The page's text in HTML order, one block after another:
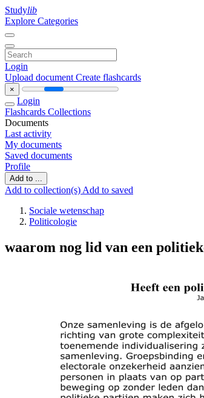
Studylib
Explore Categories
Login
Upload document Create flashcards
×
Login
Flashcards Collections
Documents
Last activity
My documents
Saved documents
Profile
Add to ...
Add to collection(s) Add to saved
Sociale wetenschap
Politicologie
waarom nog lid van een